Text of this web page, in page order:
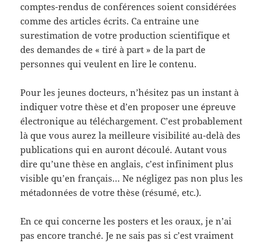
comptes-rendus de conférences soient considérées
comme des articles écrits. Ca entraine une
surestimation de votre production scientifique et
des demandes de « tiré à part » de la part de
personnes qui veulent en lire le contenu.
Pour les jeunes docteurs, n’hésitez pas un instant à
indiquer votre thèse et d’en proposer une épreuve
électronique au téléchargement. C’est probablement
là que vous aurez la meilleure visibilité au-delà des
publications qui en auront découlé. Autant vous
dire qu’une thèse en anglais, c’est infiniment plus
visible qu’en français… Ne négligez pas non plus les
métadonnées de votre thèse (résumé, etc.).
En ce qui concerne les posters et les oraux, je n’ai
pas encore tranché. Je ne sais pas si c’est vraiment